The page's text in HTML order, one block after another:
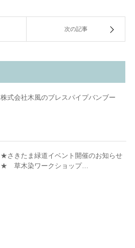
次の記事
株式会社木風のブレスパイプバンブー
★さきたま緑道イベント開催のお知らせ
★ 草木染ワークショップ…